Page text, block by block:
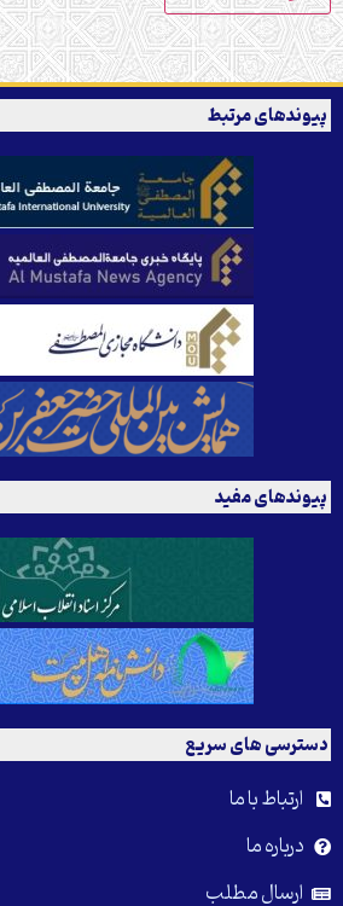
پیوندهای مرتبط
پیوندهای مفید
دسترسی های سریع
ارتباط با ما
درباره ما
ارسال مطلب